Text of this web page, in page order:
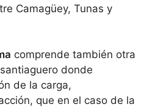
Camagüey, Tunas y
comprende también otra
donde
de la carga,
que en el caso de la